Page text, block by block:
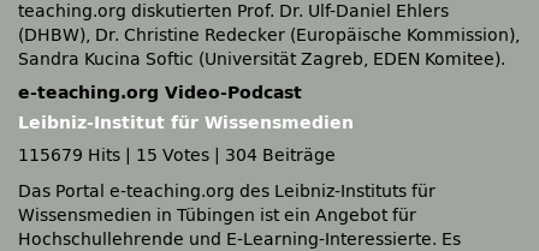
teaching.org diskutierten Prof. Dr. Ulf-Daniel Ehlers
(DHBW), Dr. Christine Redecker (Europäische Kommission),
Sandra Kucina Softic (Universität Zagreb, EDEN Komitee).
e-teaching.org Video-Podcast
Leibniz-Institut für Wissensmedien
115679 Hits
15 Votes
304 Beiträge
Das Portal e-teaching.org des Leibniz-Instituts für
Wissensmedien in Tübingen ist ein Angebot für
Hochschullehrende und E-Learning-Interessierte. Es